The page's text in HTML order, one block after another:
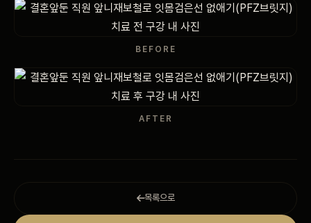
치과 백과사전
회원가입 / 로그인
BEFORE
AFTER
목록으로